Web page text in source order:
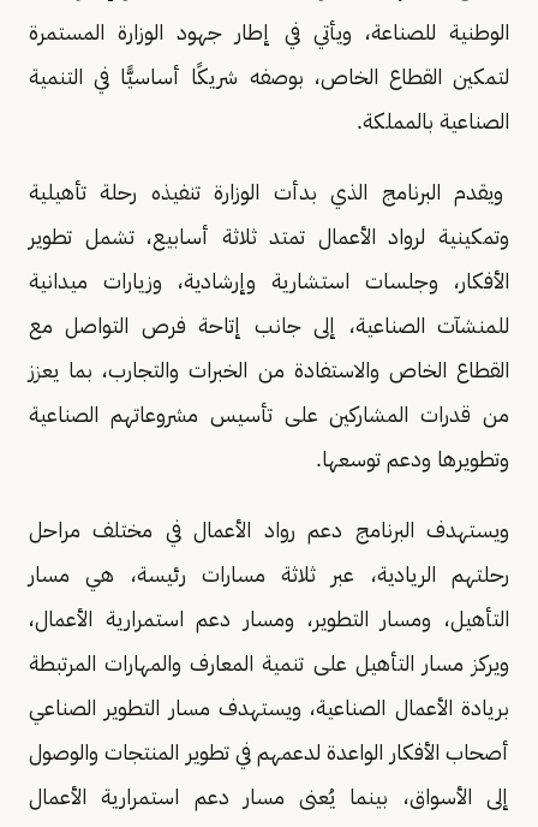
الوطنية للصناعة، ويأتي في إطار جهود الوزارة المستمرة
لتمكين القطاع الخاص، بوصفه شريكًا أساسيًّا في التنمية
الصناعية بالمملكة.
ويقدم البرنامج الذي بدأت الوزارة تنفيذه رحلة تأهيلية
وتمكينية لرواد الأعمال تمتد ثلاثة أسابيع، تشمل تطوير
الأفكار، وجلسات استشارية وإرشادية، وزيارات ميدانية
للمنشآت الصناعية، إلى جانب إتاحة فرص التواصل مع
القطاع الخاص والاستفادة من الخبرات والتجارب، بما يعزز
من قدرات المشاركين على تأسيس مشروعاتهم الصناعية
وتطويرها ودعم توسعها.
ويستهدف البرنامج دعم رواد الأعمال في مختلف مراحل
رحلتهم الريادية، عبر ثلاثة مسارات رئيسة، هي مسار
التأهيل، ومسار التطوير، ومسار دعم استمرارية الأعمال،
ويركز مسار التأهيل على تنمية المعارف والمهارات المرتبطة
بريادة الأعمال الصناعية، ويستهدف مسار التطوير الصناعي
أصحاب الأفكار الواعدة لدعمهم في تطوير المنتجات والوصول
إلى الأسواق، بينما يُعنى مسار دعم استمرارية الأعمال